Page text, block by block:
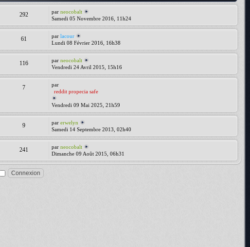
292 parneocobalt
Samedi 05 Novembre 2016, 11h24
61 parlacour
Lundi 08 Février 2016, 16h38
116 parneocobalt
Vendredi 24 Avril 2015, 15h16
7
par
reddit propecia safe
Vendredi 09 Mai 2025, 21h59
9 parerwelyn
Samedi 14 Septembre 2013, 02h40
241 parneocobalt
Dimanche 09 Août 2015, 06h31